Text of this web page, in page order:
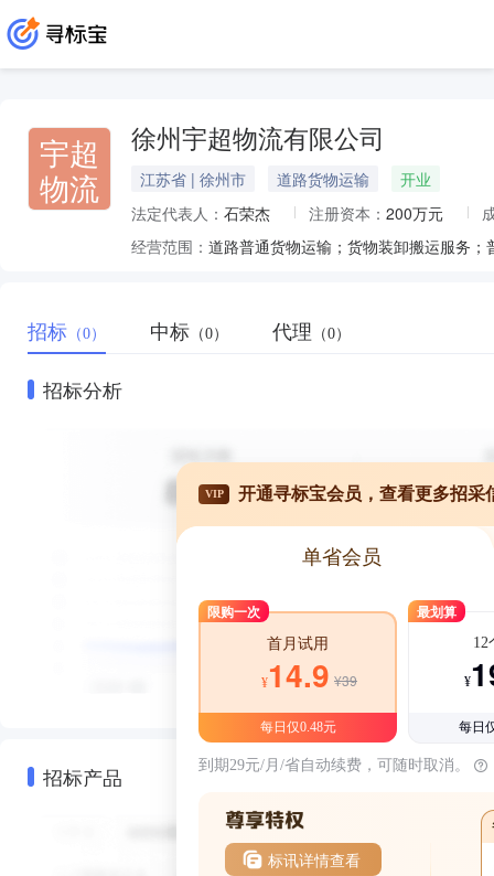
宇超
物流
徐州宇超物流有限公司
江苏省 | 徐州市 道路货物运输
开业
法定代表人： 石荣杰 注册资本： 200万元
经营范围：
招标 （0） 中标 （0） 代理 （0）
招标分析
招标产品
VIP 开通寻标宝会员，查看更多招采
单省会员
限购一次
首月试用
¥14.9 ¥39
每日仅0.48元
最划算
12
¥
每日
到期29元/月/省自动续费，可随时取消。
标讯详情查看